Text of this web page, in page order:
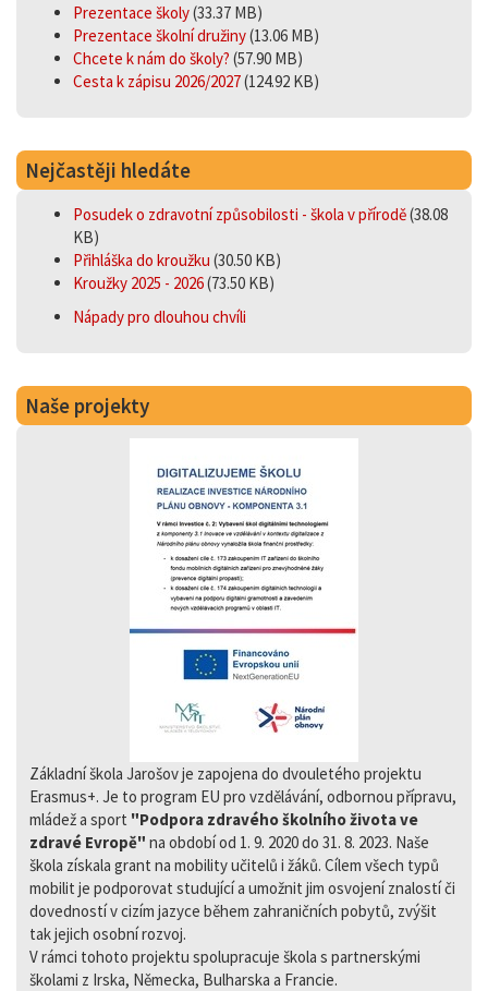
Prezentace školy(33.37 MB)
Prezentace školní družiny(13.06 MB)
Chcete k nám do školy? (57.90 MB)
Cesta k zápisu 2026/2027(124.92 KB)
Nejčastěji hledáte
Posudek o zdravotní způsobilosti - škola v přírodě(38.08
KB)
Přihláška do kroužku (30.50 KB)
Kroužky 2025 - 2026(73.50 KB)
Nápady pro dlouhou chvíli
Naše projekty
Základní škola Jarošov je zapojena do dvouletého projektu
Erasmus+. Je to program EU pro vzdělávání, odbornou přípravu,
mládež a sport "Podpora zdravého školního života ve
zdravé Evropě" na období od 1. 9. 2020 do 31. 8. 2023. Naše
škola získala grant na mobility učitelů i žáků. Cílem všech typů
mobilit je podporovat studující a umožnit jim osvojení znalostí či
dovedností v cizím jazyce během zahraničních pobytů, zvýšit
tak jejich osobní rozvoj.
V rámci tohoto projektu spolupracuje škola s partnerskými
školami z Irska, Německa, Bulharska a Francie.